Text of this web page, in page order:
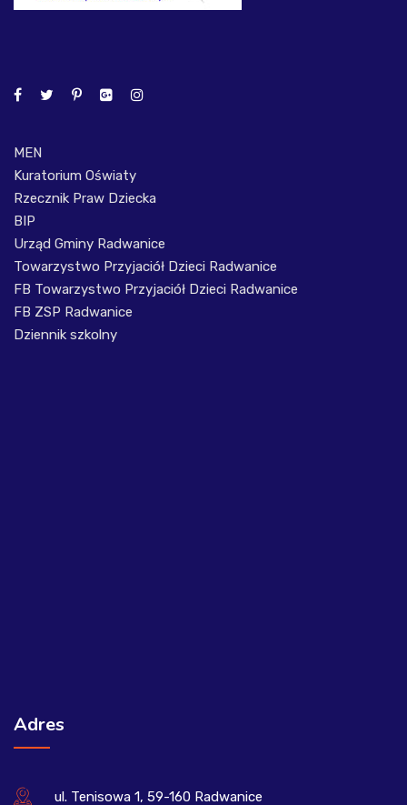
MEN
Kuratorium Oświaty
Rzecznik Praw Dziecka
BIP
Urząd Gminy Radwanice
Towarzystwo Przyjaciół Dzieci Radwanice
FB Towarzystwo Przyjaciół Dzieci Radwanice
FB ZSP Radwanice
Dziennik szkolny
Adres
ul. Tenisowa 1, 59-160 Radwanice